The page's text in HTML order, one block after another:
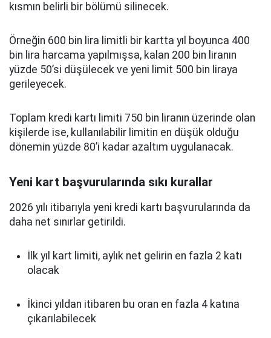
kısmın belirli bir bölümü silinecek.
Örneğin 600 bin lira limitli bir kartta yıl boyunca 400
bin lira harcama yapılmışsa, kalan 200 bin liranın
yüzde 50’si düşülecek ve yeni limit 500 bin liraya
gerileyecek.
Toplam kredi kartı limiti 750 bin liranın üzerinde olan
kişilerde ise, kullanılabilir limitin en düşük olduğu
dönemin yüzde 80’i kadar azaltım uygulanacak.
Yeni kart başvurularında sıkı kurallar
2026 yılı itibarıyla yeni kredi kartı başvurularında da
daha net sınırlar getirildi.
İlk yıl kart limiti, aylık net gelirin en fazla 2 katı
olacak
İkinci yıldan itibaren bu oran en fazla 4 katına
çıkarılabilecek